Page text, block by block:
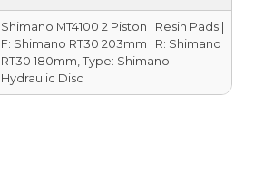
Shimano MT4100 2 Piston | Resin Pads |
F: Shimano RT30 203mm | R: Shimano
RT30 180mm, Type: Shimano
Hydraulic Disc